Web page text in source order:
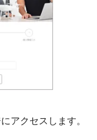
アクセスします。